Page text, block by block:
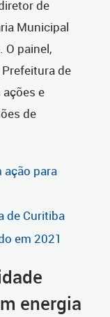
de
Municipal
O painel,
de
e
de
ação para
de Curitiba
em 2021
energia